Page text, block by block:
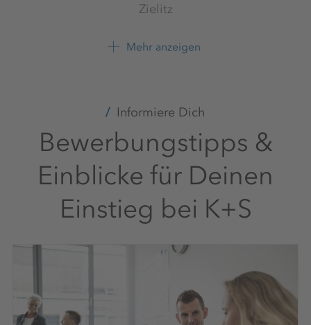
Zielitz
K+S Minerals and Agriculture
Mehr anzeigen
Informiere Dich
Bewerbungstipps &
Einblicke für Deinen
Einstieg bei K+S